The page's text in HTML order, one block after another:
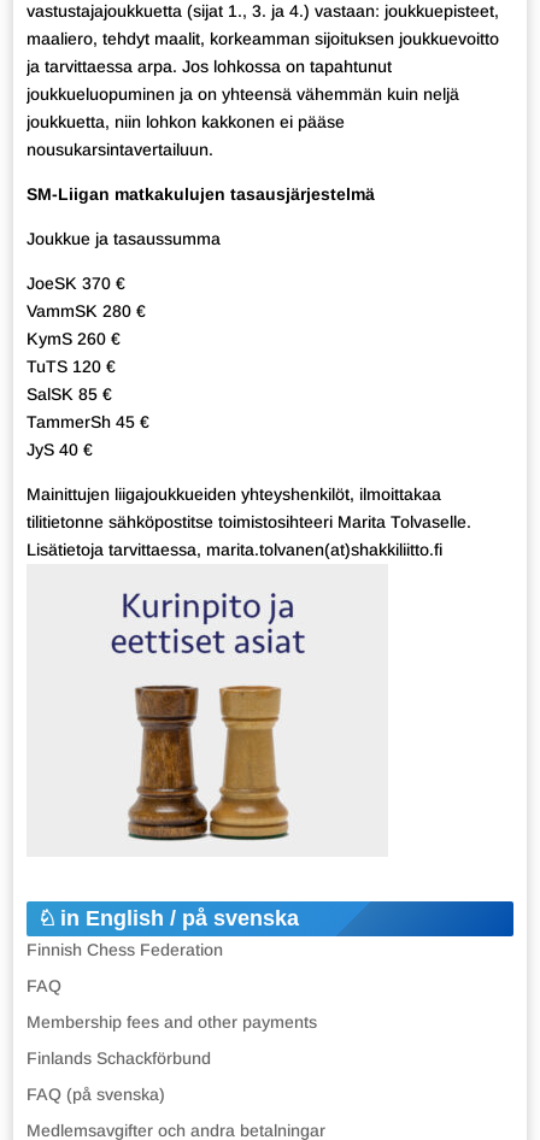
vastustajajoukkuetta (sijat 1., 3. ja 4.) vastaan: joukkuepisteet,
maaliero, tehdyt maalit, korkeamman sijoituksen joukkuevoitto
ja tarvittaessa arpa. Jos lohkossa on tapahtunut
joukkueluopuminen ja on yhteensä vähemmän kuin neljä
joukkuetta, niin lohkon kakkonen ei pääse
nousukarsintavertailuun.
SM-Liigan matkakulujen tasausjärjestelmä
Joukkue ja tasaussumma
JoeSK 370 €
VammSK 280 €
KymS 260 €
TuTS 120 €
SalSK 85 €
TammerSh 45 €
JyS 40 €
Mainittujen liigajoukkueiden yhteyshenkilöt, ilmoittakaa
tilitietonne sähköpostitse toimistosihteeri Marita Tolvaselle.
Lisätietoja tarvittaessa, marita.tolvanen(at)shakkiliitto.fi
in English / på svenska
Finnish Chess Federation
FAQ
Membership fees and other payments
Finlands Schackförbund
FAQ (på svenska)
Medlemsavgifter och andra betalningar